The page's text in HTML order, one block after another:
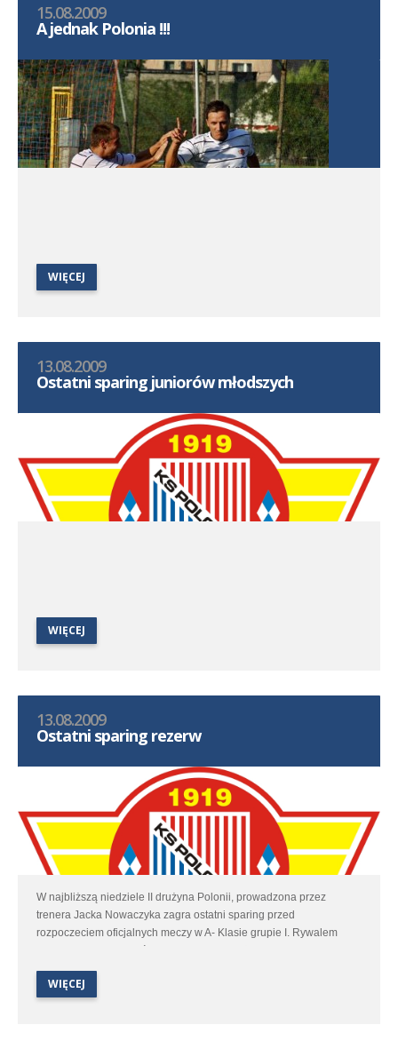
15.08.2009
A jednak Polonia !!!
WIĘCEJ
13.08.2009
Ostatni sparing juniorów młodszych
WIĘCEJ
13.08.2009
Ostatni sparing rezerw
W najbliższą niedziele II drużyna Polonii, prowadzona przez
trenera Jacka Nowaczyka zagra ostatni sparing przed
rozpoczeciem oficjalnych meczy w A- Klasie grupie I. Rywalem
Klęka.
WIĘCEJ